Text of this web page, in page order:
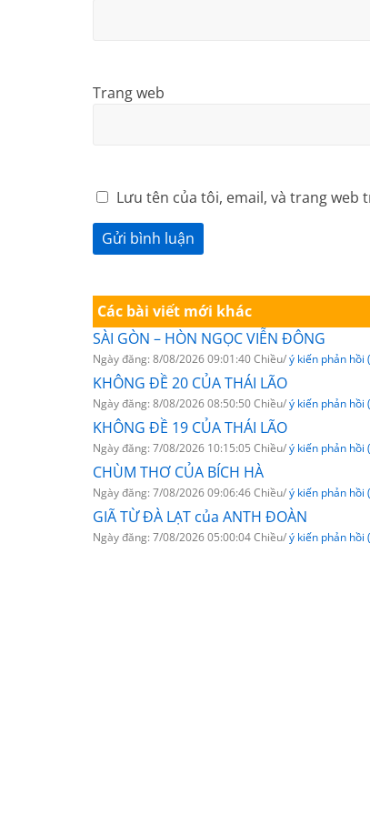
Trang web
Lưu tên của tôi, email, và trang
Các bài viết mới khác
SÀI GÒN – HÒN NGỌC VIỄN ĐÔNG
Ngày đăng: 8/08/2026 09:01:40 Chiều/ý kiến phản hồi
KHÔNG ĐỀ 20 CỦA THÁI LÃO
Ngày đăng: 8/08/2026 08:50:50 Chiều/ý kiến phản hồi
KHÔNG ĐỀ 19 CỦA THÁI LÃO
Ngày đăng: 7/08/2026 10:15:05 Chiều/ý kiến phản hồi
CHÙM THƠ CỦA BÍCH HÀ
Ngày đăng: 7/08/2026 09:06:46 Chiều/ý kiến phản hồi
GIÃ TỪ ĐÀ LẠT của ANTH ĐOÀN
Ngày đăng: 7/08/2026 05:00:04 Chiều/ý kiến phản hồi